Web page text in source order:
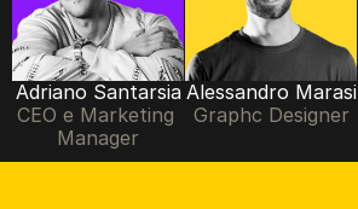
Adriano Santarsia
CEO e Marketing
Manager
Alessandro Marasi
Graphc Designer